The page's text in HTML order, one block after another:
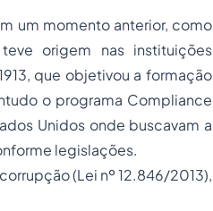
um momento anterior, como
teve origem nas instituições
que objetivou a formação
o programa Compliance
Unidos onde buscavam a
legislações.
(Lei nº 12.846/2013),